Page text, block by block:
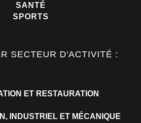
SANTÉ
SPORTS
SECTEUR D'ACTIVITÉ :
ET RESTAURATION
INDUSTRIEL ET MÉCANIQUE